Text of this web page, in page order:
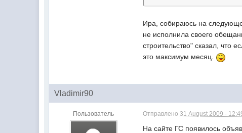
Ира, собираюсь на
не исполнила своего
строительство" сказал, что
это максимум месяц.
Vladimir90
Пользователь Отправлено31 August 2009 -
На сайте ГС появилось